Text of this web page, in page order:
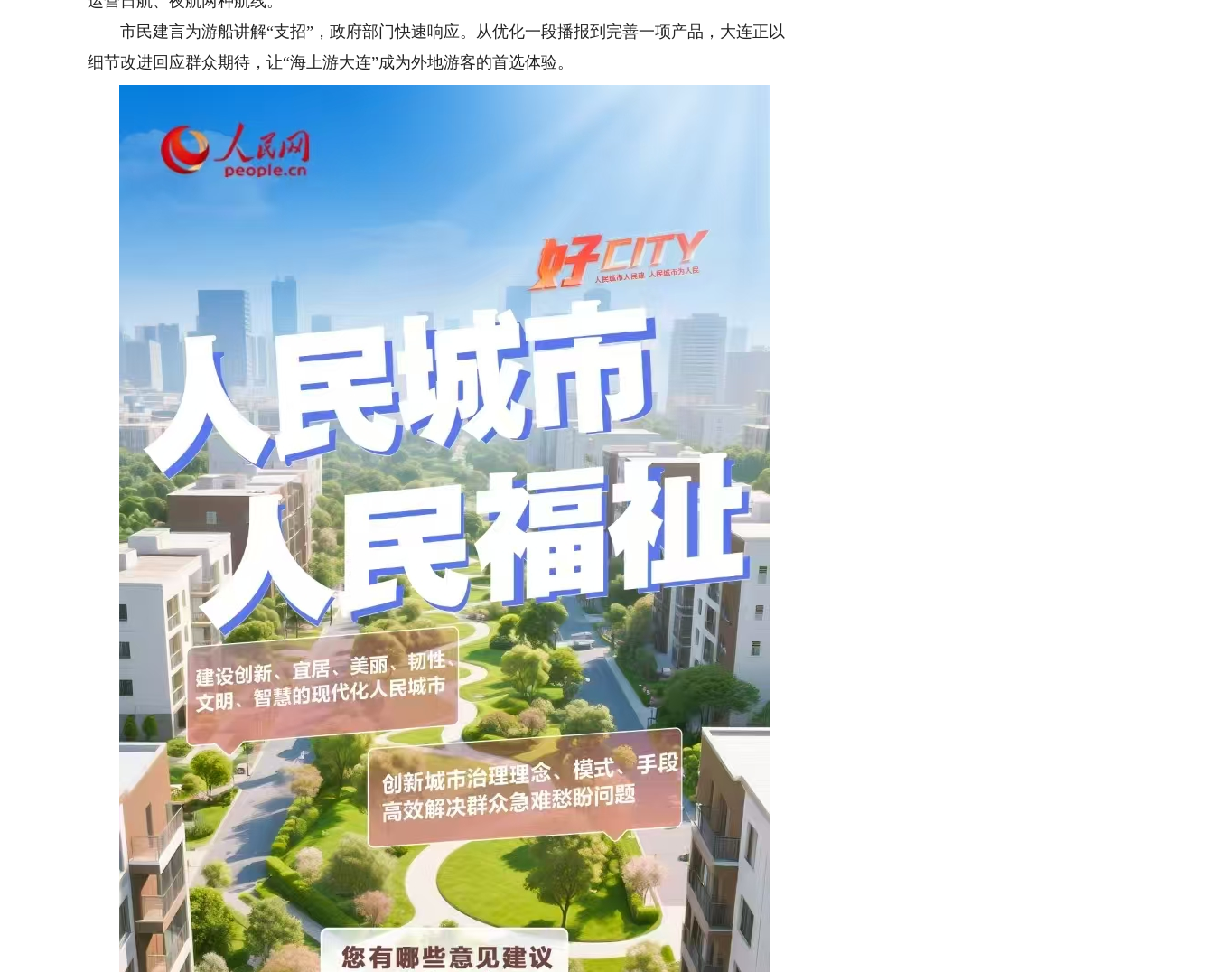
市民建言为游船讲解“支招”，政府部门快速响应。从优化一段播报到完善一项产品，大连正以
细节改进回应群众期待，让“海上游大连”成为外地游客的首选体验。